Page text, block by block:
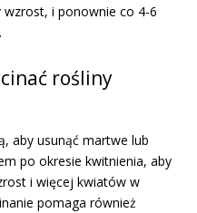
i ponownie co 4-6
rośliny
aby usunąć martwe lub
po okresie kwitnienia, aby
i więcej kwiatów w
pomaga również